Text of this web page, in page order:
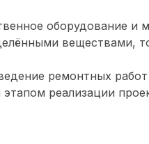
оборудование и
веществами,
ремонтных
реализации